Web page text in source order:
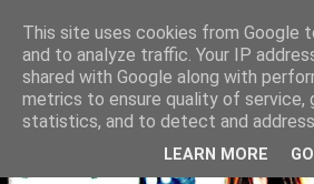
This site uses cookies from Google
and to analyze traffic. Your IP
shared with Google along with
metrics to ensure quality of service,
statistics, and to detect and
LEARN MORE